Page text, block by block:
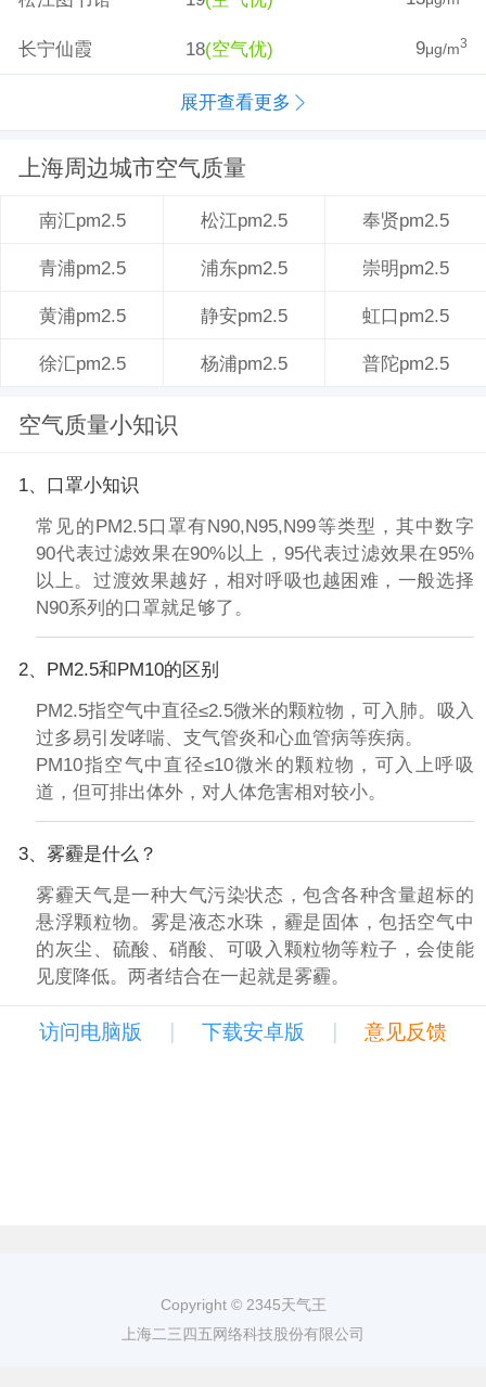
长宁仙霞 18(空气优) 9μg/m3
展开查看更多
上海周边城市空气质量
南汇pm2.5 松江pm2.5 奉贤pm2.5
青浦pm2.5 浦东pm2.5 崇明pm2.5
黄浦pm2.5 静安pm2.5 虹口pm2.5
徐汇pm2.5 杨浦pm2.5 普陀pm2.5
空气质量小知识
1、口罩小知识
常见的PM2.5口罩有N90,N95,N99等类型，其中数字
90代表过滤效果在90%以上，95代表过滤效果在95%
以上。过渡效果越好，相对呼吸也越困难，一般选择
N90系列的口罩就足够了。
2、PM2.5和PM10的区别
PM2.5指空气中直径≤2.5微米的颗粒物，可入肺。吸入
过多易引发哮喘、支气管炎和心血管病等疾病。
PM10指空气中直径≤10微米的颗粒物，可入上呼吸
道，但可排出体外，对人体危害相对较小。
3、雾霾是什么？
雾霾天气是一种大气污染状态，包含各种含量超标的
悬浮颗粒物。雾是液态水珠，霾是固体，包括空气中
的灰尘、硫酸、硝酸、可吸入颗粒物等粒子，会使能
见度降低。两者结合在一起就是雾霾。
访问电脑版 | 下载安卓版 | 意见反馈
Copyright © 2345天气王
上海二三四五网络科技股份有限公司